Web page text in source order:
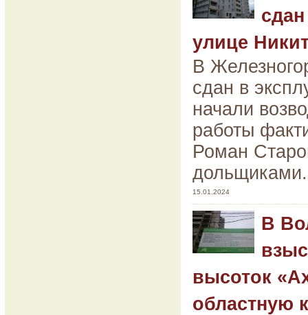
улице
В
сдан в
начали
работы
Роман
15.01.2024
В
высоток
областную